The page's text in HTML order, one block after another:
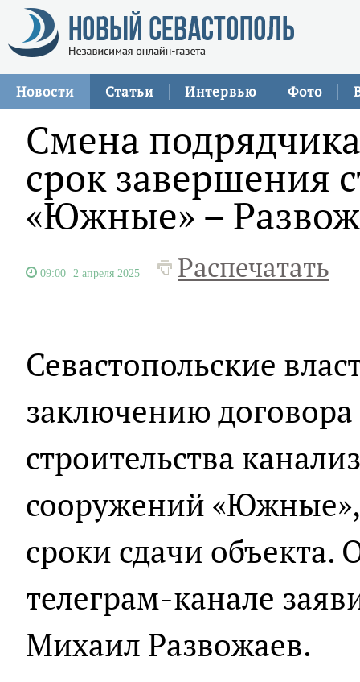
Новости Статьи Интервью Фото
Смена
срок завершения
«Южные» –
09:00 2 апреля 2025 Распечатать
Севастопольские
заключению
строительства
сооружений «Южные»,
сроки сдачи объекта.
телеграм-канале
Михаил Развожаев.